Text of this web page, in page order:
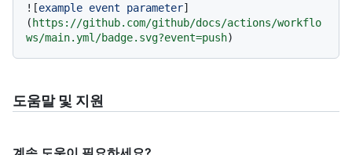
![example event parameter]
( https://github.com/github/docs/actions/workflo
ws/main.yml/badge.svg?event=push
도움말 및 지원